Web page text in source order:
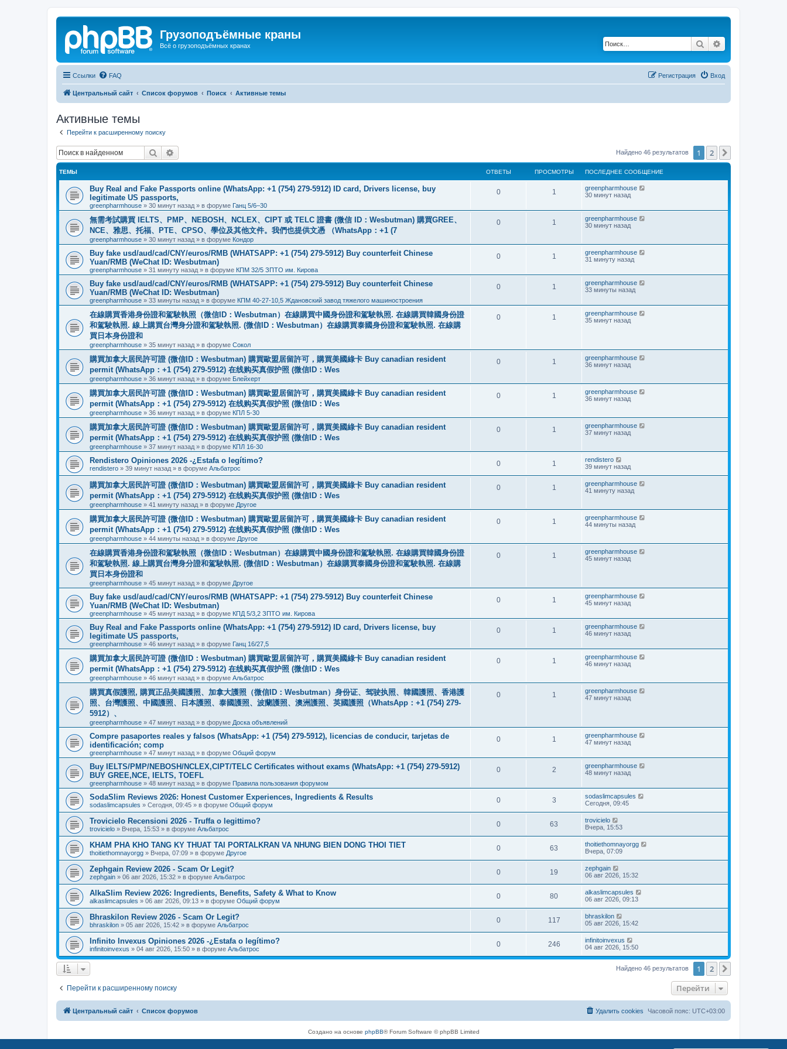
Грузоподъёмные краны
Всё о грузоподъёмных кранах Поиск
Ссылки FAQ Вход
Регистрация
Центральный сайт Список форумов Поиск Активные темы
Активные темы
Перейти к расширенному поиску
Поиск Найдено 46 результатов 1 2
ТЕМЫ ОТВЕТЫ ПРОСМОТРЫ ПОСЛЕДНЕЕ СООБЩЕНИЕ
Buy Real and Fake Passports online (WhatsApp: +1 (754) 279-5912) ID card, Drivers license, buy
legitimate US passports,
greenpharmhouse » 30 минут назад » в форуме Ганц 5/6–30
0 1
greenpharmhouse
30 минут назад
無需考試購買 IELTS、PMP、NEBOSH、NCLEX、CIPT 或 TELC 證書 (微信 ID：Wesbutman) 購買GREE、
NCE、雅思、托福、PTE、CPSO、學位及其他文件。我們也提供文憑 （WhatsApp：+1 (7
greenpharmhouse » 30 минут назад » в форуме Кондор
0 1
greenpharmhouse
30 минут назад
Buy fake usd/aud/cad/CNY/euros/RMB (WHATSAPP: +1 (754) 279-5912) Buy counterfeit Chinese
Yuan/RMB (WeChat ID: Wesbutman)
greenpharmhouse » 31 минуту назад » в форуме КПМ 32/5 ЗПТО им. Кирова
0 1
greenpharmhouse
31 минуту назад
Buy fake usd/aud/cad/CNY/euros/RMB (WHATSAPP: +1 (754) 279-5912) Buy counterfeit Chinese
Yuan/RMB (WeChat ID: Wesbutman)
greenpharmhouse » 33 минуты назад » в форуме КПМ 40-27-10,5 Ждановский завод тяжелого машиностроения
0 1
greenpharmhouse
33 минуты назад
在線購買香港身份證和駕駛執照（微信ID：Wesbutman）在線購買中國身份證和駕駛執照. 在線購買韓國身份證
和駕駛執照. 線上購買台灣身分證和駕駛執照. (微信ID：Wesbutman）在線購買泰國身份證和駕駛執照. 在線購
買日本身份證和
greenpharmhouse » 35 минут назад » в форуме Сокол
0 1
greenpharmhouse
35 минут назад
購買加拿大居民許可證 (微信ID：Wesbutman) 購買歐盟居留許可，購買美國綠卡 Buy canadian resident
permit (WhatsApp：+1 (754) 279-5912) 在线购买真假护照 (微信ID：Wes
greenpharmhouse » 36 минут назад » в форуме Блейхерт
0 1
greenpharmhouse
36 минут назад
購買加拿大居民許可證 (微信ID：Wesbutman) 購買歐盟居留許可，購買美國綠卡 Buy canadian resident
permit (WhatsApp：+1 (754) 279-5912) 在线购买真假护照 (微信ID：Wes
greenpharmhouse » 36 минут назад » в форуме КПЛ 5-30
0 1
greenpharmhouse
36 минут назад
購買加拿大居民許可證 (微信ID：Wesbutman) 購買歐盟居留許可，購買美國綠卡 Buy canadian resident
permit (WhatsApp：+1 (754) 279-5912) 在线购买真假护照 (微信ID：Wes
greenpharmhouse » 37 минут назад » в форуме КПЛ 16-30
0 1
greenpharmhouse
37 минут назад
Rendistero Opiniones 2026 -¿Estafa o legítimo?
rendistero » 39 минут назад » в форуме Альбатрос
0 1
rendistero
39 минут назад
購買加拿大居民許可證 (微信ID：Wesbutman) 購買歐盟居留許可，購買美國綠卡 Buy canadian resident
permit (WhatsApp：+1 (754) 279-5912) 在线购买真假护照 (微信ID：Wes
greenpharmhouse » 41 минуту назад » в форуме Другое
0 1
greenpharmhouse
41 минуту назад
購買加拿大居民許可證 (微信ID：Wesbutman) 購買歐盟居留許可，購買美國綠卡 Buy canadian resident
permit (WhatsApp：+1 (754) 279-5912) 在线购买真假护照 (微信ID：Wes
greenpharmhouse » 44 минуты назад » в форуме Другое
0 1
greenpharmhouse
44 минуты назад
在線購買香港身份證和駕駛執照（微信ID：Wesbutman）在線購買中國身份證和駕駛執照. 在線購買韓國身份證
和駕駛執照. 線上購買台灣身分證和駕駛執照. (微信ID：Wesbutman）在線購買泰國身份證和駕駛執照. 在線購
買日本身份證和
greenpharmhouse » 45 минут назад » в форуме Другое
0 1
greenpharmhouse
45 минут назад
Buy fake usd/aud/cad/CNY/euros/RMB (WHATSAPP: +1 (754) 279-5912) Buy counterfeit Chinese
Yuan/RMB (WeChat ID: Wesbutman)
greenpharmhouse » 45 минут назад » в форуме КПД 5/3,2 ЗПТО им. Кирова
0 1
greenpharmhouse
45 минут назад
Buy Real and Fake Passports online (WhatsApp: +1 (754) 279-5912) ID card, Drivers license, buy
legitimate US passports,
greenpharmhouse » 46 минут назад » в форуме Ганц 16/27,5
0 1
greenpharmhouse
46 минут назад
購買加拿大居民許可證 (微信ID：Wesbutman) 購買歐盟居留許可，購買美國綠卡 Buy canadian resident
permit (WhatsApp：+1 (754) 279-5912) 在线购买真假护照 (微信ID：Wes
greenpharmhouse » 46 минут назад » в форуме Альбатрос
0 1
greenpharmhouse
46 минут назад
購買真假護照, 購買正品美國護照、加拿大護照（微信ID：Wesbutman）身份证、驾驶执照、韓國護照、香港護
照、台灣護照、中國護照、日本護照、泰國護照、波蘭護照、澳洲護照、英國護照（WhatsApp：+1 (754) 279-
5912）、
greenpharmhouse » 47 минут назад » в форуме Доска объявлений
0 1
greenpharmhouse
47 минут назад
Compre pasaportes reales y falsos (WhatsApp: +1 (754) 279-5912), licencias de conducir, tarjetas de
identificación; comp
greenpharmhouse » 47 минут назад » в форуме Общий форум
0 1
greenpharmhouse
47 минут назад
Buy IELTS/PMP/NEBOSH/NCLEX,CIPT/TELC Certificates without exams (WhatsApp: +1 (754) 279-5912)
BUY GREE,NCE, IELTS, TOEFL
greenpharmhouse » 48 минут назад » в форуме Правила пользования форумом
0 2
greenpharmhouse
48 минут назад
SodaSlim Reviews 2026: Honest Customer Experiences, Ingredients & Results
sodaslimcapsules » Сегодня, 09:45 » в форуме Общий форум
0 3
sodaslimcapsules
Сегодня, 09:45
Trovicielo Recensioni 2026 - Truffa o legittimo?
trovicielo » Вчера, 15:53 » в форуме Альбатрос
0 63
trovicielo
Вчера, 15:53
KHAM PHA KHO TANG KY THUAT TAI PORTALKRAN VA NHUNG BIEN DONG THOI TIET
thoitiethomnayorgg » Вчера, 07:09 » в форуме Другое
0 63
thoitiethomnayorgg
Вчера, 07:09
Zephgain Review 2026 - Scam Or Legit?
zephgain » 06 авг 2026, 15:32 » в форуме Альбатрос
0 19
zephgain
06 авг 2026, 15:32
AlkaSlim Review 2026: Ingredients, Benefits, Safety & What to Know
alkaslimcapsules » 06 авг 2026, 09:13 » в форуме Общий форум
0 80
alkaslimcapsules
06 авг 2026, 09:13
Bhraskilon Review 2026 - Scam Or Legit?
bhraskilon » 05 авг 2026, 15:42 » в форуме Альбатрос
0 117
bhraskilon
05 авг 2026, 15:42
Infinito Invexus Opiniones 2026 -¿Estafa o legítimo?
infinitoinvexus » 04 авг 2026, 15:50 » в форуме Альбатрос
0 246
infinitoinvexus
04 авг 2026, 15:50
Найдено 46 результатов 1 2
Перейти к расширенному поиску Перейти
Центральный сайт Список форумов Часовой пояс: UTC+03:00
Удалить cookies
Создано на основе phpBB® Forum Software © phpBB Limited